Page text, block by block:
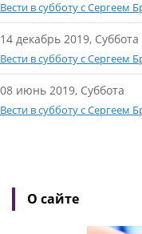
Вести в субботу с Сергеем
14 декабрь 2019, Суббота
Вести в субботу с Сергеем
08 июнь 2019, Суббота
Вести в субботу с Сергеем
О сайте